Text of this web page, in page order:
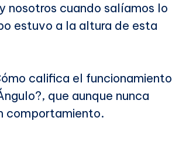
nosotros cuando salíamos lo
estuvo a la altura de esta
califica el funcionamiento
que aunque nunca
comportamiento.